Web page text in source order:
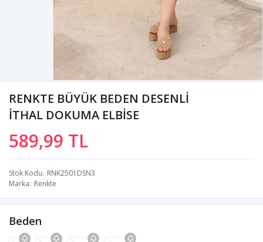
RENKTE BÜYÜK BEDEN DESENLİ
İTHAL DOKUMA ELBİSE
589,99 TL
Stok Kodu RNK2501DSN3
Marka Renkte
Beden